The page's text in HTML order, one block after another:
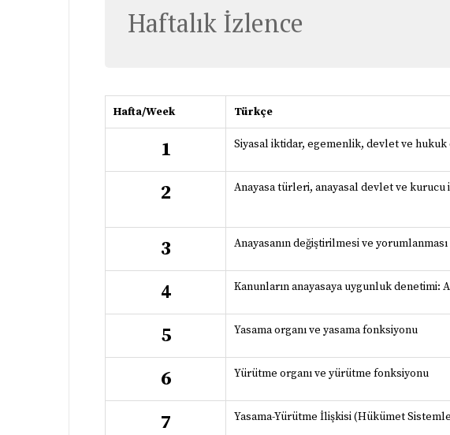
Haftalık İzlence
Hafta/Week Türkçe
1 Siyasal iktidar, egemenlik, devlet ve hukuk
2 Anayasa türleri, anayasal devlet ve kurucu
3 Anayasanın değiştirilmesi ve yorumlanması
4 Kanunların anayasaya uygunluk denetimi:
5 Yasama organı ve yasama fonksiyonu
6 Yürütme organı ve yürütme fonksiyonu
7 Yasama-Yürütme İlişkisi (Hükümet